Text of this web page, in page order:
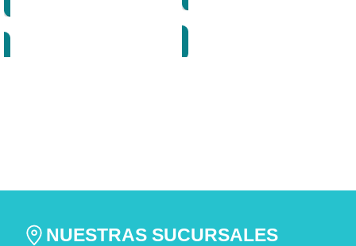
NUESTRAS SUCURSALES